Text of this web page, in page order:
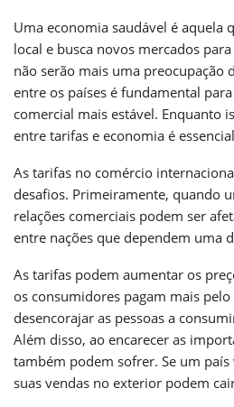
Uma economia saudável é aquela
local e busca novos mercados
não serão mais uma preocupação
entre os países é fundamental
comercial mais estável. Enquanto
entre tarifas e economia é
As tarifas no comércio
desafios. Primeiramente, quando
relações comerciais podem ser
entre nações que dependem uma
As tarifas podem aumentar os
os consumidores pagam mais
desencorajar as pessoas a
Além disso, ao encarecer as
também podem sofrer. Se um país
suas vendas no exterior podem